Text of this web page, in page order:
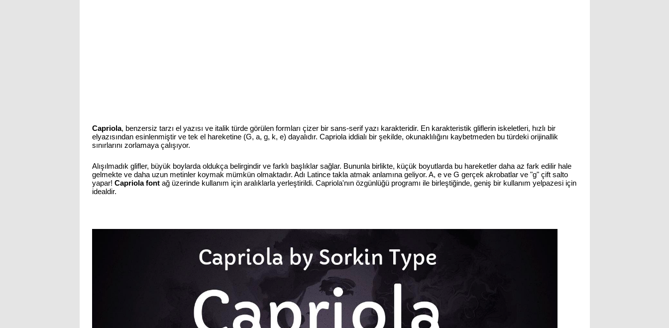
Capriola, benzersiz tarzı el yazısı ve italik türde görülen formları çizer bir sans-serif yazı karakteridir. En karakteristik gliflerin iskeletleri, hızlı bir
elyazısından esinlenmiştir ve tek el hareketine (G, a, g, k, e) dayalıdır. Capriola iddialı bir şekilde, okunaklılığını kaybetmeden bu türdeki orijinallik
sınırlarını zorlamaya çalışıyor.
Alışılmadık glifler, büyük boylarda oldukça belirgindir ve farklı başlıklar sağlar. Bununla birlikte, küçük boyutlarda bu hareketler daha az fark edilir hale
gelmekte ve daha uzun metinler koymak mümkün olmaktadır. Adı Latince takla atmak anlamına geliyor. A, e ve G gerçek akrobatlar ve "g" çift salto
yapar! Capriola fontağ üzerinde kullanım için aralıklarla yerleştirildi. Capriola'nın özgünlüğü programı ile birleştiğinde, geniş bir kullanım yelpazesi için
idealdir.